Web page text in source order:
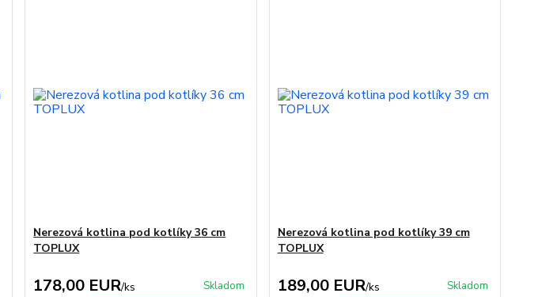
Nerezová kotlina pod kotlíky 36 cm
TOPLUX
178,00 EUR/ks Skladom
Nerezová kotlina pod kotlíky 39 cm
TOPLUX
189,00 EUR/ks Skladom